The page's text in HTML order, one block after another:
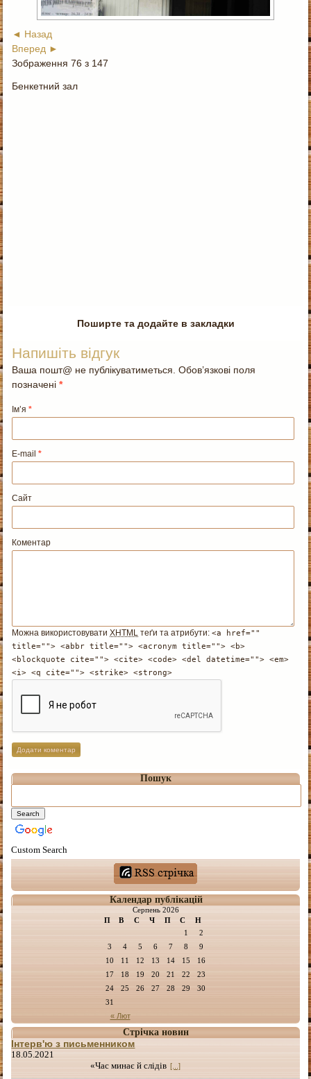
◄ Назад
Вперед ►
Зображення 76 з 147
Бенкетний зал
Поширте та додайте в закладки
Напишіть відгук
Ваша пошт@ не публікуватиметься. Обов’язкові поля
позначені*
Ім’я*
E-mail*
Сайт
Коментар
Можна використовуватиXHTML теґи та атрибути:<a href=""
title=""> <abbr title=""> <acronym title=""> <b>
<blockquote cite=""> <cite> <code> <del datetime=""> <em>
<i> <q cite=""> <strike> <strong>
Пошук
Custom Search
Календар публікацій
Серпень 2026
П
В С Ч П С Н
« Лют
1
2
3
4 5 6 7 8
9
10
11 12 13 14 15
16
17
18 19 20 21 22
23
24
25 26 27 28 29
30
31
Стрічка новин
Інтерв'ю з письменником
18.05.2021
«Час минає й слідів [...]